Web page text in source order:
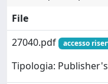
File
27040.pdf
accesso
Tipologia: